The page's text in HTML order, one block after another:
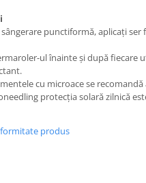
sângerare punctiformă, aplicați
ul înainte și după fiecare
cu microace se
protecția solară zilnică
produs